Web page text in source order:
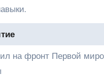
на фронт Первой